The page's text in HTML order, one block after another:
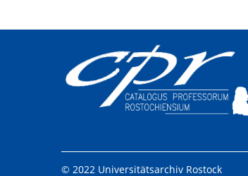
© 2022 Universitätsarchiv Rostock